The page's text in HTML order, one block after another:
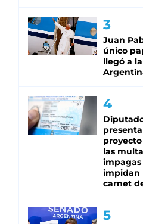
Juan
único
llegó a la
las
impagas
impidan
carnet